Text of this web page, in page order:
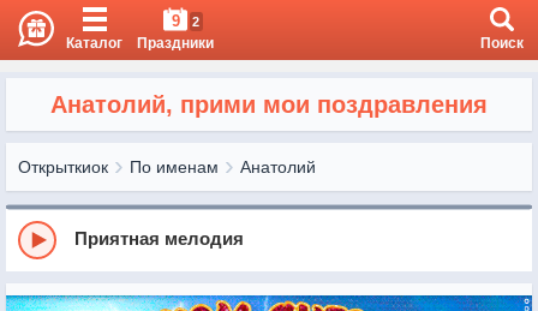
Каталог
9 2
Праздники Поиск
Анатолий, прими мои поздравления
Открыткиок По именам Анатолий
Приятная мелодия